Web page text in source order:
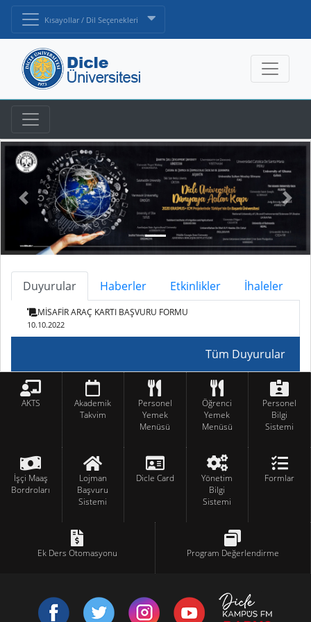
Kısayollar / Dil Seçenekleri
Duyurular Haberler Etkinlikler İhaleler
MİSAFİR ARAÇ KARTI BAŞVURU FORMU
10.10.2022
Tüm Duyurular
AKTS
Akademik
Takvim
Personel
Yemek
Menüsü
Öğrenci
Yemek
Menüsü
Personel
Bilgi
Sistemi
İşçi Maaş
Bordroları
Lojman
Başvuru
Sistemi
Dicle Card
Yönetim
Bilgi
Sistemi
Formlar
Ek Ders Otomasyonu Program Değerlendirme